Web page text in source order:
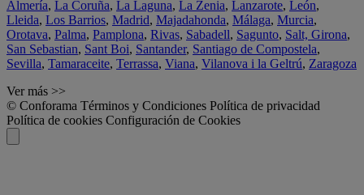
Almería, La Coruña, La Laguna, La Zenia, Lanzarote, León,
Lleida, Los Barrios, Madrid, Majadahonda, Málaga, Murcia,
Orotava, Palma, Pamplona, Rivas, Sabadell, Sagunto, Salt, Girona,
San Sebastian, Sant Boi, Santander, Santiago de Compostela,
Sevilla, Tamaraceite, Terrassa, Viana, Vilanova i la Geltrú, Zaragoza
Ver más >>
© Conforama Términos y Condiciones Política de privacidad
Política de cookies Configuración de Cookies